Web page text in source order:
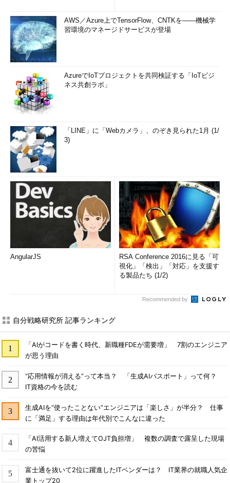
AWS／Azure上でTensorFlow、CNTKを――機械学
習環境のマネージドサービスが登場
AzureでIoTプロジェクトを共同検証する「IoTビジ
ネス共創ラボ」
「LINE」に「Webカメラ」、のぞき見られた1月 (1/
3)
AngularJS
RSA Conference 2016に見る「可
視化」「検出」「対応」を支援す
る製品たち (1/2)
Recommended by
自分戦略研究所 記事ランキング
「AIがコードを書く時代、新職種FDEが需要増」 7割のエンジニア
が思う理由
“応用情報が消える”って本当？ 「生成AIパスポート」って何？
IT資格の今を読む
生成AIを“使ったことない”エンジニアは「楽しさ」が半分？ 仕事
に「満足」する理由は年代別でこんなに違った
「AI活用する新人増えてOJT負担増」 複数の調査で露呈した現場
の苦悩
富士通を抜いて2位に躍進したITベンダーは？ IT業界の就職人気企
業トップ20